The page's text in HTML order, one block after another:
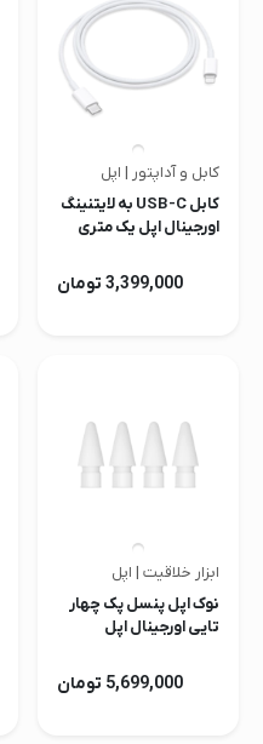
کابل و آداپتور | اپل
کابل USB-C به لایتنینگ
اورجینال اپل یک متری
3,399,000 تومان
ابزار خلاقیت | اپل
نوک اپل پنسل پک چهار
تایی اورجینال اپل
5,699,000 تومان